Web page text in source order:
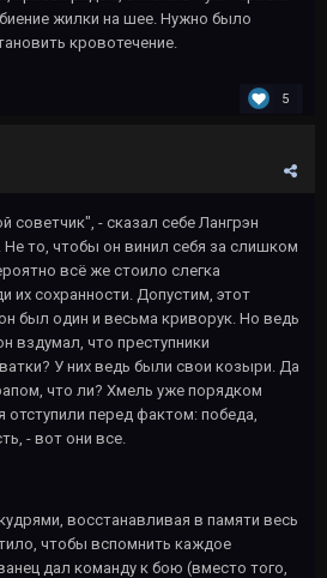
жилки на шее. Нужно было
кровотечение.
5
советчик", - сказал себе Лангрэн
Не то, чтобы он винил себя за слишком
всё же стоило слегка
их сохранности. Допустим, этот
был один и весьма криворук. Но ведь
вздумал, что преступники
У них ведь были свои козыри. Да
что ли? Хмель уже порядком
перед фактом: победа,
- вот они все.
восстанавливая в памяти весь
чтобы вспомнить каждое
дал команду к бою (вместо того,